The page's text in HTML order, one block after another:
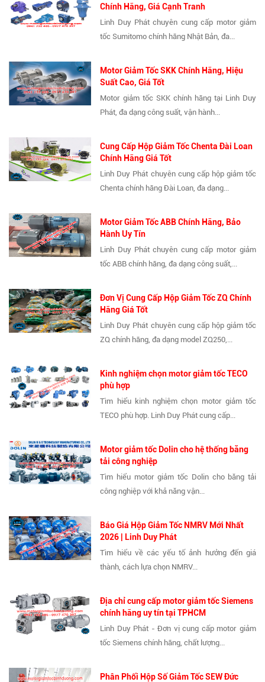
Chính Hãng, Giá Cạnh Tranh
Linh Duy Phát chuyên cung cấp motor giảm
tốc Sumitomo chính hãng Nhật Bản, đa...
Motor Giảm Tốc SKK Chính Hãng, Hiệu
Suất Cao, Giá Tốt
Motor giảm tốc SKK chính hãng tại Linh Duy
Phát, đa dạng công suất, vận hành...
Cung Cấp Hộp Giảm Tốc Chenta Đài Loan
Chính Hãng Giá Tốt
Linh Duy Phát chuyên cung cấp hộp giảm tốc
Chenta chính hãng Đài Loan, đa dạng...
Motor Giảm Tốc ABB Chính Hãng, Bảo
Hành Uy Tín
Linh Duy Phát chuyên cung cấp motor giảm
tốc ABB chính hãng, đa dạng công suất,...
Đơn Vị Cung Cấp Hộp Giảm Tốc ZQ Chính
Hãng Giá Tốt
Linh Duy Phát chuyên cung cấp hộp giảm tốc
ZQ chính hãng, đa dạng model ZQ250,...
Kinh nghiệm chọn motor giảm tốc TECO
phù hợp
Tìm hiểu kinh nghiệm chọn motor giảm tốc
TECO phù hợp. Linh Duy Phát cung cấp...
Motor giảm tốc Dolin cho hệ thống băng
tải công nghiệp
Tìm hiểu motor giảm tốc Dolin cho băng tải
công nghiệp với khả năng vận...
Báo Giá Hộp Giảm Tốc NMRV Mới Nhất
2026 | Linh Duy Phát
Tìm hiểu về các yếu tố ảnh hưởng đến giá
thành, cách lựa chọn NMRV...
Địa chỉ cung cấp motor giảm tốc Siemens
chính hãng uy tín tại TPHCM
Linh Duy Phát - Đơn vị cung cấp motor giảm
tốc Siemens chính hãng, chất lượng...
Phân Phối Hộp Số Giảm Tốc SEW Đức